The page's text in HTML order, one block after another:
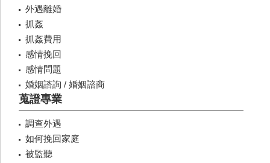
外遇離婚
抓姦
抓姦費用
感情挽回
感情問題
婚姻諮詢 / 婚姻諮商
蒐證專業
調查外遇
如何挽回家庭
被監聽